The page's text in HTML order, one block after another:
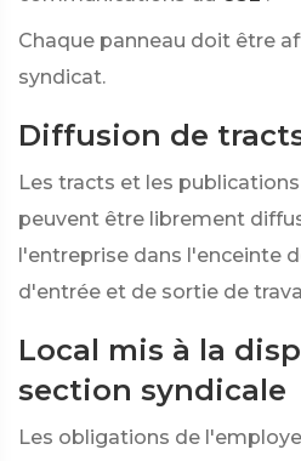
Chaque panneau doit être
syndicat.
Diffusion de
Les tracts et les
peuvent être librement
l'entreprise dans l'enceinte
d'entrée et de sortie de
Local mis à la
section syndicale
Les obligations de